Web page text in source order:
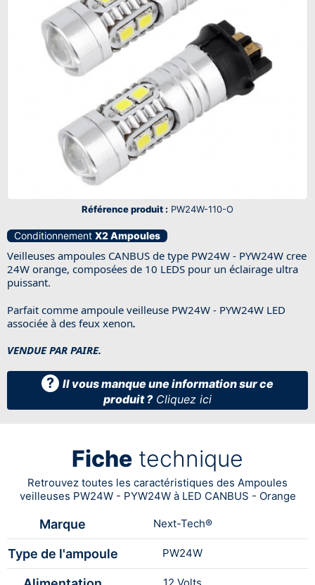
Référence produit : PW24W-110-O
Conditionnement X2 Ampoules
Veilleuses ampoules CANBUS de type PW24W - PYW24W cree
24W orange, composées de 10 LEDS pour un éclairage ultra
puissant.
Parfait comme ampoule veilleuse PW24W - PYW24W LED
associée à des feux xenon.
VENDUE PAR PAIRE.
? Il vous manque une information sur ce
produit ? Cliquez ici
Fiche technique
Retrouvez toutes les caractéristiques des Ampoules
veilleuses PW24W - PYW24W à LED CANBUS - Orange
Marque Next-Tech®
Type de l'ampoule PW24W